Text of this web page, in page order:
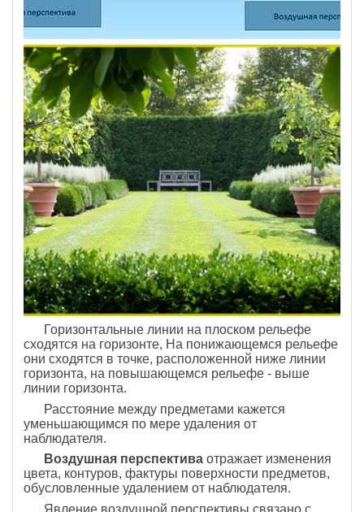
Горизонтальные линии на плоском рель­ефе
сходятся на горизонте, На понижающемся релье­фе
они сходятся в точке, расположенной ниже линии
горизонта, на повышающемся рельефе - выше
линии горизонта.
Расстояние между предметами кажется
уменьшающимся по мере удаления от
наблюдателя.
Воздушная перспективаотражает изменения
цве­та, контуров, фактуры поверхности предметов,
обус­ловленные удалением от наблюдателя.
Явление воз­душной перспективы связано с